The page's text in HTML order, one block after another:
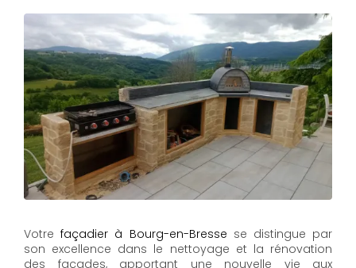
Votrefaçadier à Bourg-en-Bresse se distingue par
son excellence dans le nettoyage et la rénovation
des façades, apportant une nouvelle vie aux